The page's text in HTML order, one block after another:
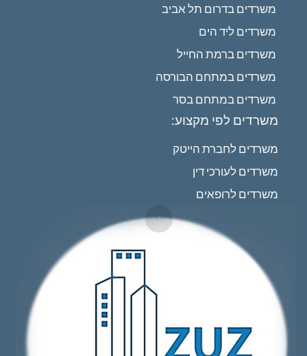
משרדים בדרום תל אביב
משרדים ליד הים
משרדים ברמת החייל
משרדים במתחם הבורסה
משרדים במתחם בסר
משרדים לפי מקצוע:
משרדים לחברת הייטק
משרדים לעורכי דין
משרדים לרופאים